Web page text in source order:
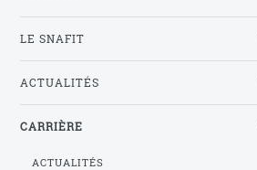
LE SNAFIT
ACTUALITÉS
CARRIÈRE
ACTUALITÉS